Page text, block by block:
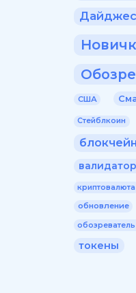
США
Стейблкоин
криптовалюта
обновление
токены